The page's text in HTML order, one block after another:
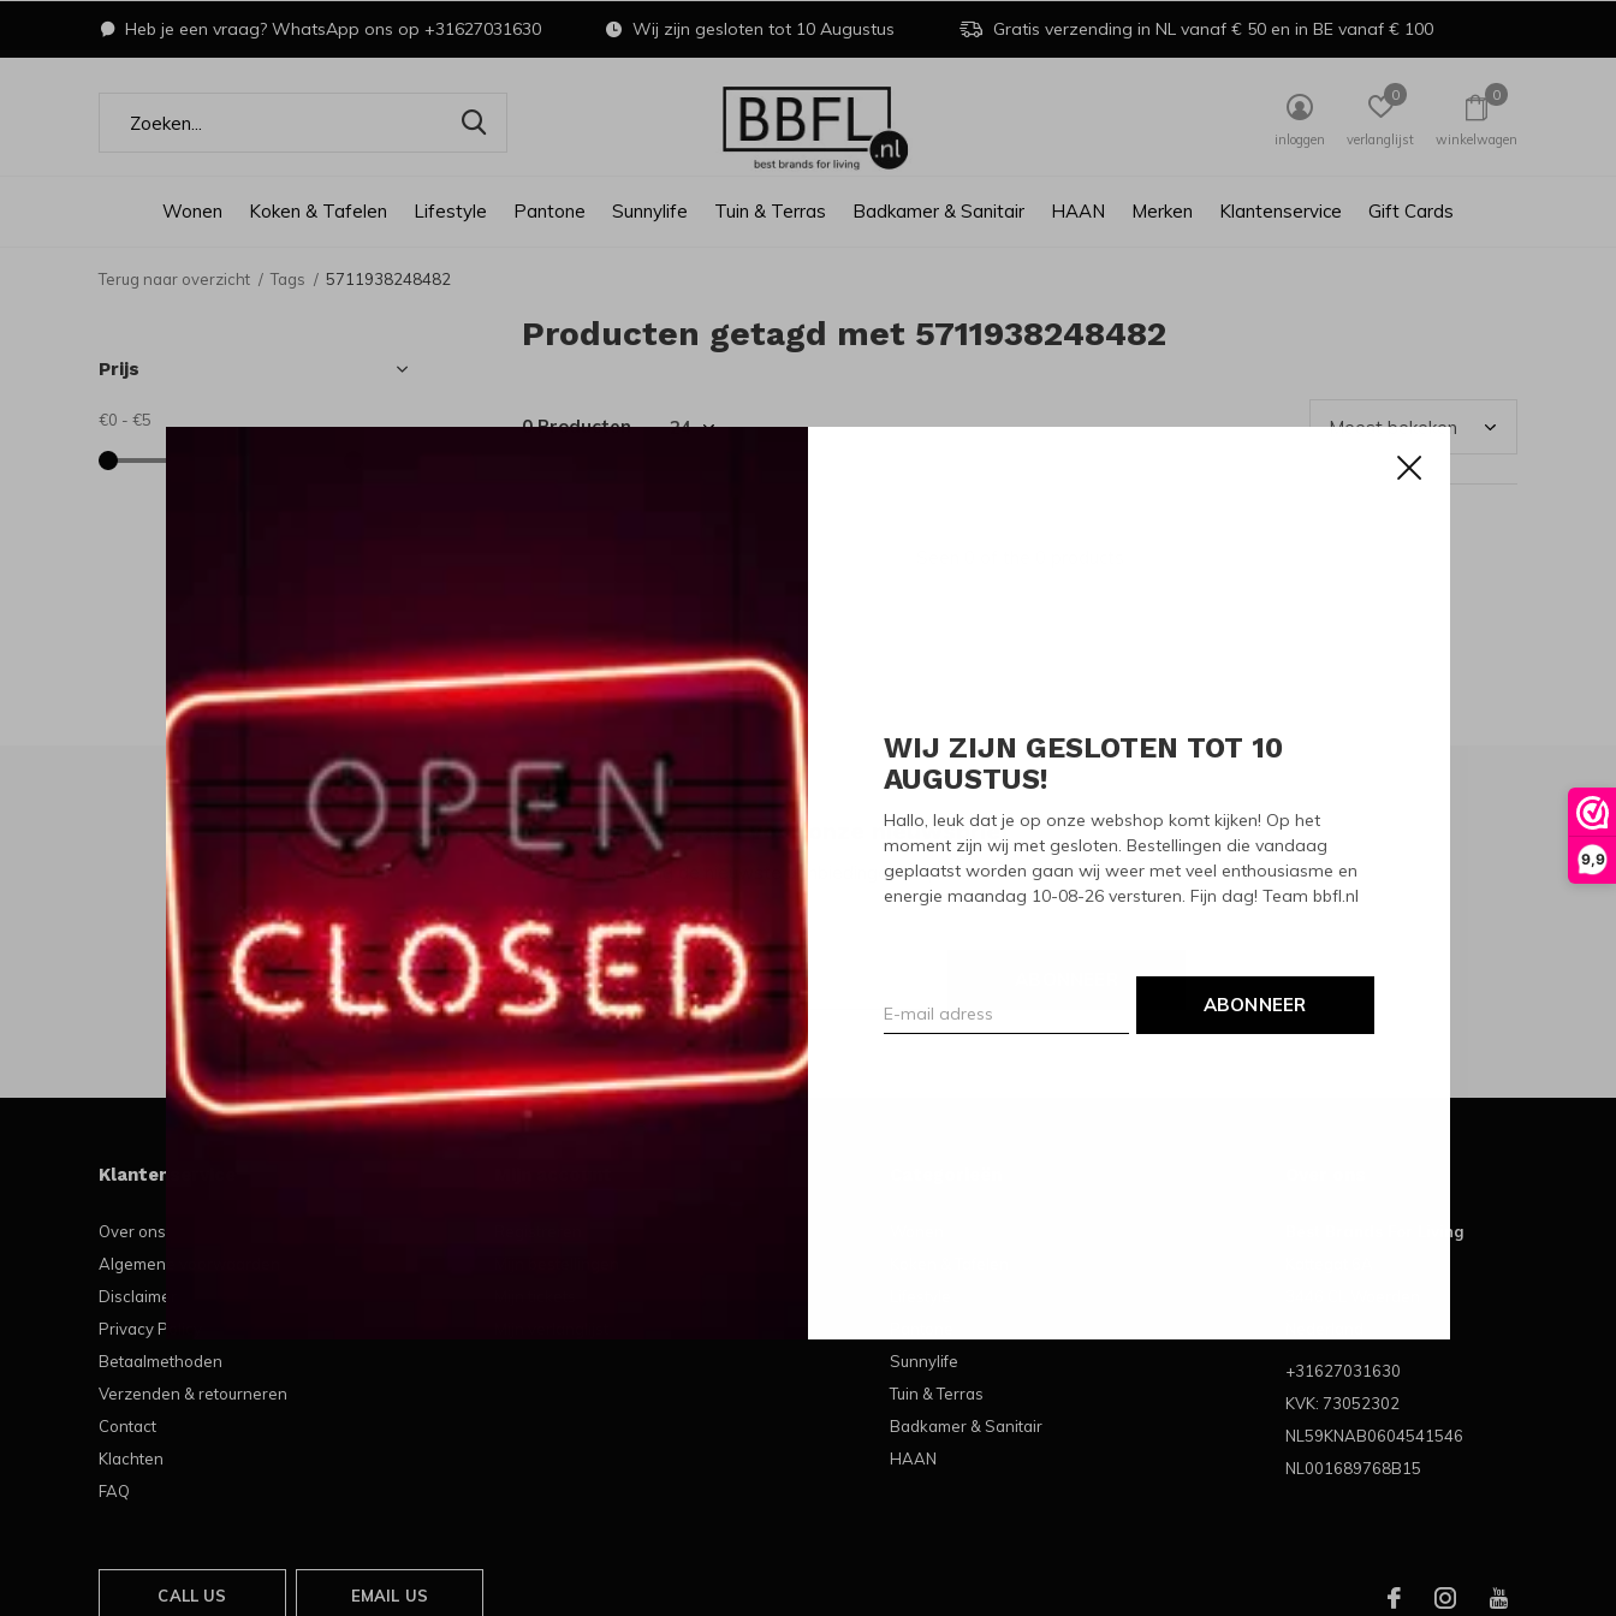
9,9
WIJ ZIJN GESLOTEN TOT 10
AUGUSTUS!
Hallo, leuk dat je op onze webshop komt kijken! Op het
moment zijn wij met gesloten. Bestellingen die vandaag
geplaatst worden gaan wij weer met veel enthousiasme en
energie maandag 10-08-26 versturen. Fijn dag! Team bbfl.nl
ABONNEER
Wonen Koken & Tafelen Lifestyle Pantone Sunnylife Tuin & Terras Badkamer & Sanitair HAAN Merken Klantenservice Gift Cards
inloggen verlanglijst
0
winkelwagen
0
Heb je een vraag? WhatsApp ons op +31627031630 Wij zijn gesloten tot 10 Augustus Gratis verzending in NL vanaf € 50 en in BE vanaf € 100
Terug naar overzicht Tags 5711938248482
Producten getagd met 5711938248482
0 Producten
Prijs
€0 - €5
Meld je aan voor onze nieuwsbrief
Ontvang de nieuwste aanbiedingen en promoties
Klantenservice
Over ons
Algemene voorwaarden
Disclaimer
Privacy Policy
Betaalmethoden
Verzenden & retourneren
Contact
Klachten
FAQ
Sunnylife
Tuin & Terras
Badkamer & Sanitair
HAAN
Best Brands For Living
+31627031630
KVK: 73052302
NL59KNAB0604541546
NL001689768B15
CALL US EMAIL US